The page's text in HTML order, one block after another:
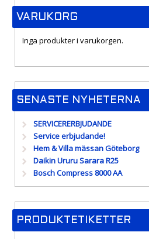
VARUKORG
Inga produkter i varukorgen.
SENASTE NYHETERNA
SERVICERERBJUDANDE
Service erbjudande!
Hem & Villa mässan Göteborg
Daikin Ururu Sarara R25
Bosch Compress 8000 AA
PRODUKTETIKETTER